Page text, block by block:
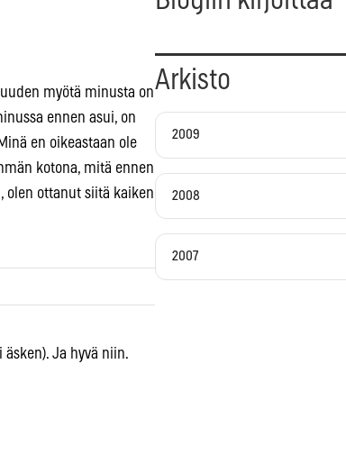
myötä minusta on
ennen asui, on
en oikeastaan ole
kotona, mitä ennen
olen ottanut siitä kaiken
Ja hyvä niin.
Arkisto
2009
2008
2007